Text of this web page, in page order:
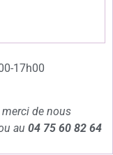
17h00
de nous
au 04 75 60 82 64